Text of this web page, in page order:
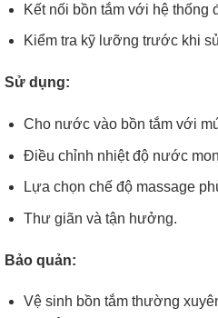
Kết nối bồn tắm với hệ thống
Kiểm tra kỹ lưỡng trước khi
Sử dụng:
Cho nước vào bồn tắm với
Điều chỉnh nhiệt độ nước
Lựa chọn chế độ massage
Thư giãn và tận hưởng.
Bảo quản:
Vệ sinh bồn tắm thường